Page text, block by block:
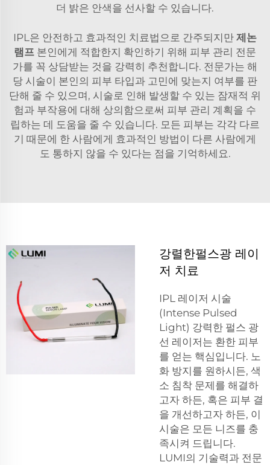
더 밝은 안색을 선사할 수 있습니다.
IPL은 안전하고 효과적인 치료법으로 간주되지만 제논
램프 본인에게 적합한지 확인하기 위해 피부 관리 전문
가를 꼭 상담받는 것을 강력히 추천합니다. 전문가는 해
당 시술이 본인의 피부 타입과 고민에 맞는지 여부를 판
단해 줄 수 있으며, 시술로 인해 발생할 수 있는 잠재적 위
험과 부작용에 대해 상의함으로써 피부 관리 계획을 수
립하는 데 도움을 줄 수 있습니다. 모든 피부는 각각 다르
기 때문에 한 사람에게 효과적인 방법이 다른 사람에게
도 통하지 않을 수 있다는 점을 기억하세요.
강렬한펄스광 레이
저 치료
IPL 레이저 시술
(Intense Pulsed
Light) 강력한 펄스 광
선 레이저는 환한 피부
를 얻는 핵심입니다. 노
화 방지를 원하시든, 색
소 침착 문제를 해결하
고자 하든, 혹은 피부 결
을 개선하고자 하든, 이
시술은 모든 니즈를 충
족시켜 드립니다.
LUMI의 기술력과 전문